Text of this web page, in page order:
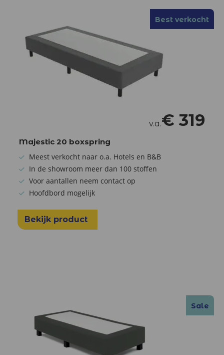
Best verkocht
v.a.€ 319
Majestic 20 boxspring
Meest verkocht naar o.a. Hotels en B&B
In de showroom meer dan 100 stoffen
Voor aantallen neem contact op
Hoofdbord mogelijk
Bekijk product
Sale